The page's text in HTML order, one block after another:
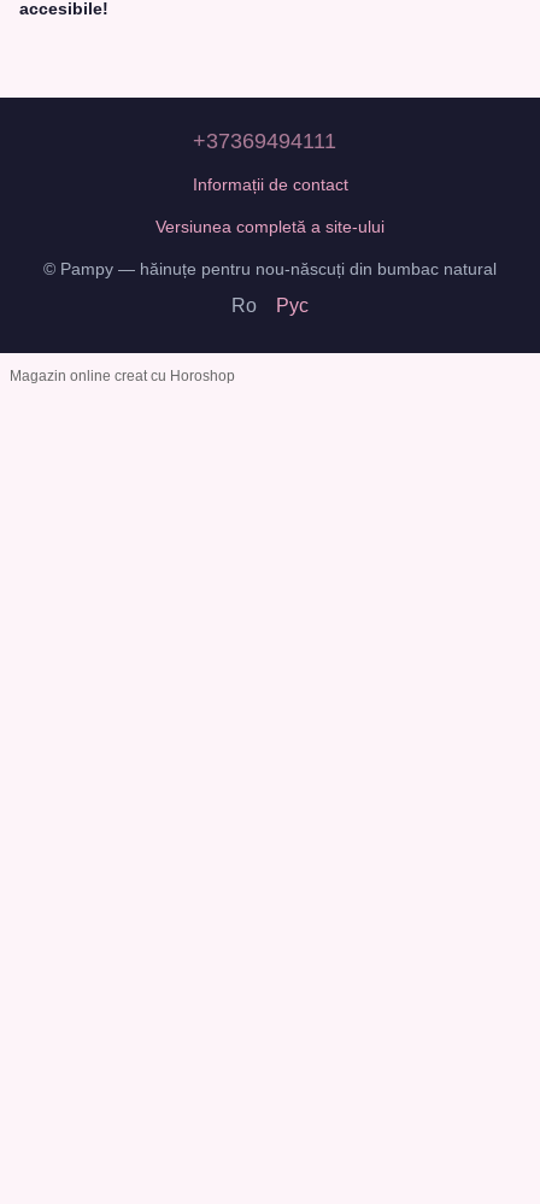
accesibile!
+37369494111
Informații de contact
Versiunea completă a site-ului
© Pampy — hăinuțe pentru nou-născuți din bumbac natural
Ro Рус
Magazin online creat cu Horoshop